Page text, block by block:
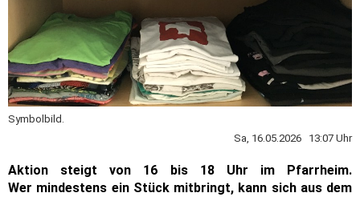
Symbolbild.
Sa, 16.05.2026 13:07 Uhr
Aktion steigt von 16 bis 18 Uhr im Pfarrheim.
Wer mindestens ein Stück mitbringt, kann sich aus dem